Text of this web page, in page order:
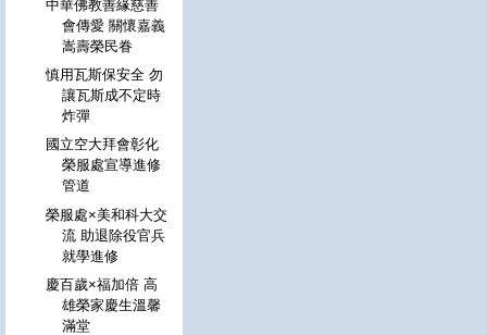
中華佛教善緣慈善
會傳愛 關懷嘉義
嵩壽榮民眷
慎用瓦斯保安全 勿
讓瓦斯成不定時
炸彈
國立空大拜會彰化
榮服處宣導進修
管道
榮服處×美和科大交
流 助退除役官兵
就學進修
慶百歲×福加倍 高
雄榮家慶生溫馨
滿堂